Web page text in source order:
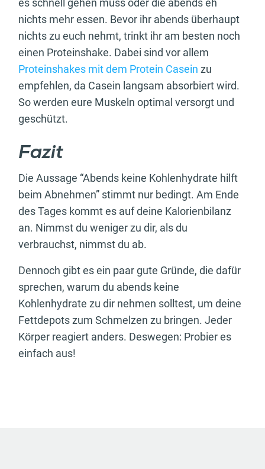
nichts mehr essen. Bevor ihr abends überhaupt
nichts zu euch nehmt, trinkt ihr am besten noch
einen Proteinshake. Dabei sind vor allem
Proteinshakes mit dem Protein Casein zu
empfehlen, da Casein langsam absorbiert wird.
So werden eure Muskeln optimal versorgt und
geschützt.
Fazit
Die Aussage “Abends keine Kohlenhydrate hilft
beim Abnehmen” stimmt nur bedingt. Am Ende
des Tages kommt es auf deine Kalorienbilanz
an. Nimmst du weniger zu dir, als du
verbrauchst, nimmst du ab.
Dennoch gibt es ein paar gute Gründe, die dafür
sprechen, warum du abends keine
Kohlenhydrate zu dir nehmen solltest, um deine
Fettdepots zum Schmelzen zu bringen. Jeder
Körper reagiert anders. Deswegen: Probier es
einfach aus!